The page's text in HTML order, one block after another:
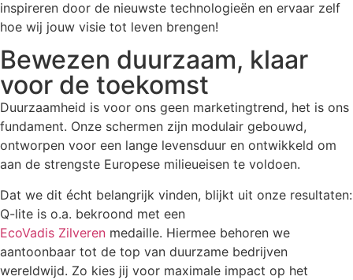
inspireren door de nieuwste technologieën en ervaar zelf
hoe wij jouw visie tot leven brengen!
Bewezen duurzaam, klaar
voor de toekomst
Duurzaamheid is voor ons geen marketingtrend, het is ons
fundament. Onze schermen zijn modulair gebouwd,
ontworpen voor een lange levensduur en ontwikkeld om
aan de strengste Europese milieueisen te voldoen.
Dat we dit écht belangrijk vinden, blijkt uit onze resultaten:
Q-lite is o.a. bekroond met een
EcoVadis Zilveren medaille. Hiermee behoren we
aantoonbaar tot de top van duurzame bedrijven
wereldwijd. Zo kies jij voor maximale impact op het